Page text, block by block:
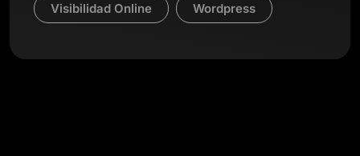
Visibilidad Online Wordpress